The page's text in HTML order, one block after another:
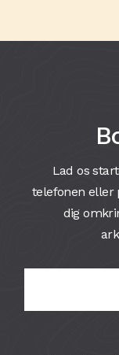
Lad os
telefonen eller
dig